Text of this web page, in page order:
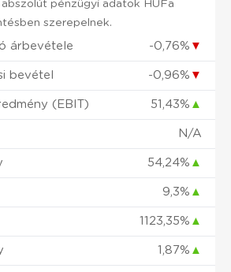
pénzügyi adatok HUFa
szerepelnek.
árbevétele -0,76% ▼
bevétel -0,96% ▼
(EBIT) 51,43% ▲
N/A
54,24% ▲
9,3% ▲
1123,35% ▲
1,87% ▲